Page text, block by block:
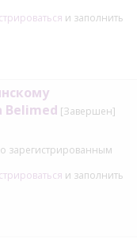
и заполнить
Belimed [Завершен]
зарегистрированным
и заполнить